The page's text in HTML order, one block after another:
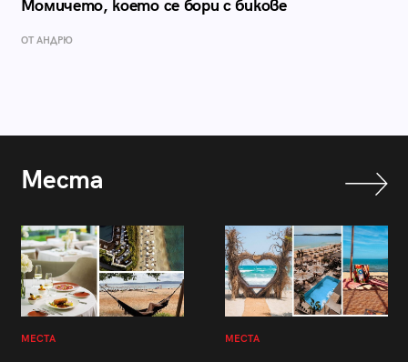
Момичето, което се бори с бикове
ОТ АНДРЮ
Места
МЕСТА МЕСТА